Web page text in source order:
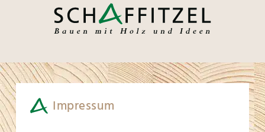
Impressum